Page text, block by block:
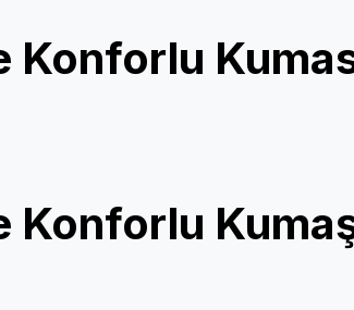
Konforlu
Konforlu